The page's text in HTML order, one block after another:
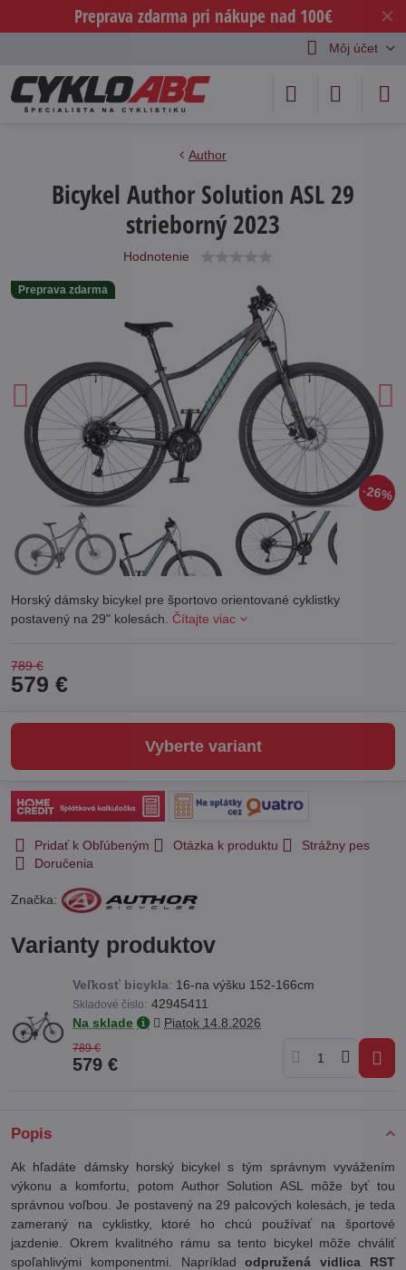
✕
Preprava zdarma pri nákupe nad 100€
Môj účet
Preprava zdarma
26%
Author
Bicykel Author Solution ASL 29
strieborný 2023
Hodnotenie
Horský dámsky bicykel pre športovo orientované cyklistky
postavený na 29" kolesách. Čítajte viac
789 €
579 €
Vyberte variant
Pridať k Obľúbeným Otázka k produktu
Strážny pes
Doručenia
Značka:
Varianty produktov
Veľkosť bicykla: 16-na výšku 152-166cm
Skladové číslo: 42945411
Na sklade
Piatok 14.8.2026
789 €
579 €
Popis
Ak hľadáte dámsky horský bicykel s tým správnym vyvážením
výkonu a komfortu, potom Author Solution ASL môže byť tou
správnou voľbou. Je postavený na 29 palcových kolesách, je teda
zameraný na cyklistky, ktoré ho chcú používať na športové
jazdenie. Okrem kvalitného rámu sa tento bicykel môže chváliť
spoľahlivými komponentmi. Napríkladodpružená vidlica RST